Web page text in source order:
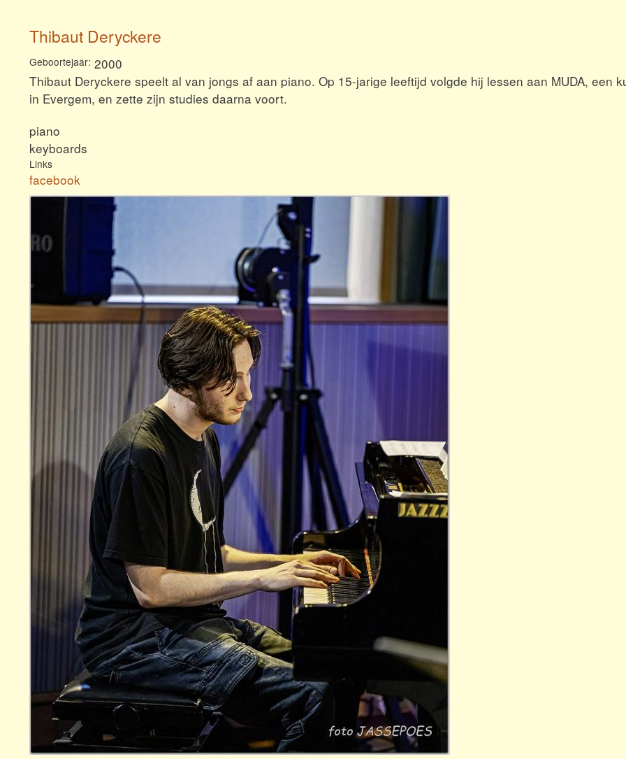
Thibaut Deryckere
Geboortejaar 2000
Thibaut Deryckere speelt al van jongs af aan piano. Op 15-jarige leeftijd volgde hij lessen aan MUDA, een
in Evergem, en zette zijn studies daarna voort.
piano
keyboards
Links
facebook